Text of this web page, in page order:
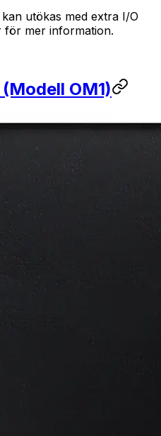
utökas med extra I/O
för mer information.
(Modell OM1)